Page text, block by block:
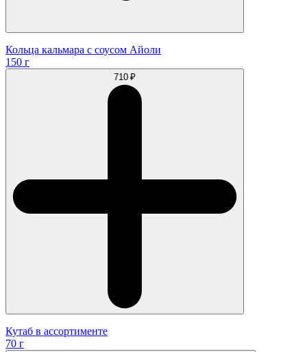
Кольца кальмара с соусом Айоли
150 г
710 ₽
Кутаб в ассортименте
70 г